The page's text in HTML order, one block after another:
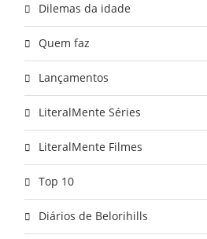
Dilemas da idade
Quem faz
Lançamentos
LiteralMente Séries
LiteralMente Filmes
Top 10
Diários de Belorihills